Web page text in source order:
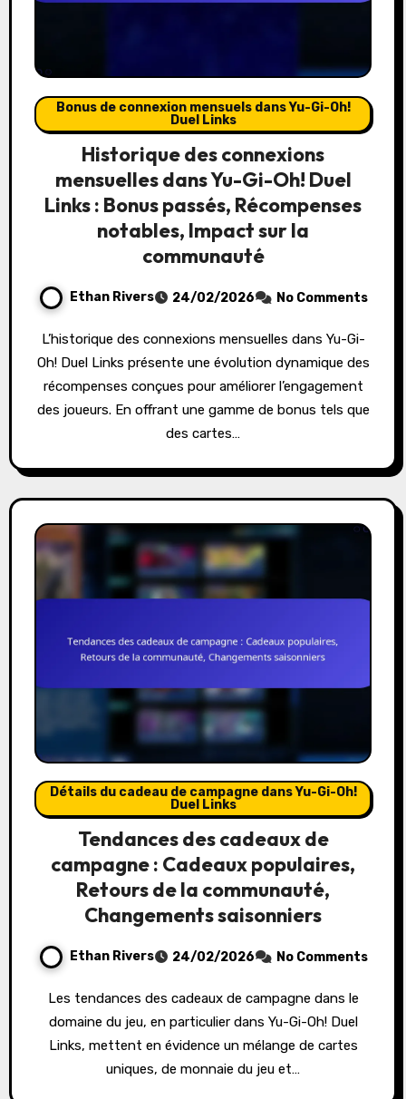
Bonus de connexion mensuels dans Yu-Gi-Oh!
Duel Links
Historique des connexions
mensuelles dans Yu-Gi-Oh! Duel
Links : Bonus passés, Récompenses
notables, Impact sur la
communauté
Ethan Rivers 24/02/2026 No Comments
L’historique des connexions mensuelles dans Yu-Gi-
Oh! Duel Links présente une évolution dynamique des
récompenses conçues pour améliorer l’engagement
des joueurs. En offrant une gamme de bonus tels que
des cartes…
Détails du cadeau de campagne dans Yu-Gi-Oh!
Duel Links
Tendances des cadeaux de
campagne : Cadeaux populaires,
Retours de la communauté,
Changements saisonniers
Ethan Rivers 24/02/2026 No Comments
Les tendances des cadeaux de campagne dans le
domaine du jeu, en particulier dans Yu-Gi-Oh! Duel
Links, mettent en évidence un mélange de cartes
uniques, de monnaie du jeu et…